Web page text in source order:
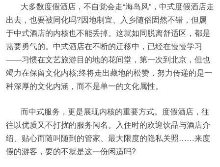
大多数度假酒店，不自觉会走“海岛风”，中式度假酒店走
出去，也要被同化吗?因地制宜、入乡随俗固然不错，但属
于中式酒店的内核也不能丢掉。这就如同脱离舒适区，都是
需要勇气的。中式酒店在不断的迁移中，已经在慢慢学习
——习惯在文艺旅游目的地的花间堂，第一次到北京，但也
竭力在保留文化内核;终将走出藏地的松赞，努力传递的是一
种深厚的文化内涵，而不是单一的文化属性。
而中式服务，更是展现内核的重要方式。度假酒店，往
往以优质又不打扰的服务闻名。入住时的欢迎饮品与酒店介
绍、贴心而随叫随到的管家、最大限度的隐私关照……来度
假的游客，要的不就是这一份闲适吗?